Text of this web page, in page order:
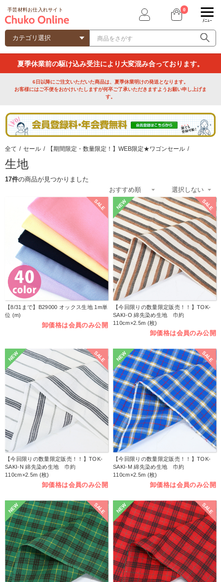
手芸材料お仕入れサイト 0
ﾒﾆｭｰ
夏季休業前の駆け込み受注により大変混み合っております。
6日以降にご注文いただいた商品は、夏季休業明けの発送となります。
お客様にはご不便をおかけいたしますが何卒ご了承いただきますようお願い申し上げま
す。
全て / セール / 【期間限定・数量限定！】WEB限定★ワゴンセール /
生地
17件の商品が見つかりました
SALE
【8/31まで】B29000 オックス生地 1m単
位 (m)
卸価格は会員のみ公開
SALE
NEW
【今回限りの数量限定販売！！】TOK-
SAKI-O 綿先染め生地 巾約
110cm×2.5m (枚)
卸価格は会員のみ公開
SALE
NEW
【今回限りの数量限定販売！！】TOK-
SAKI-N 綿先染め生地 巾約
110cm×2.5m (枚)
卸価格は会員のみ公開
SALE
NEW
【今回限りの数量限定販売！！】TOK-
SAKI-M 綿先染め生地 巾約
110cm×2.5m (枚)
卸価格は会員のみ公開
SALE
NEW SALE
NEW